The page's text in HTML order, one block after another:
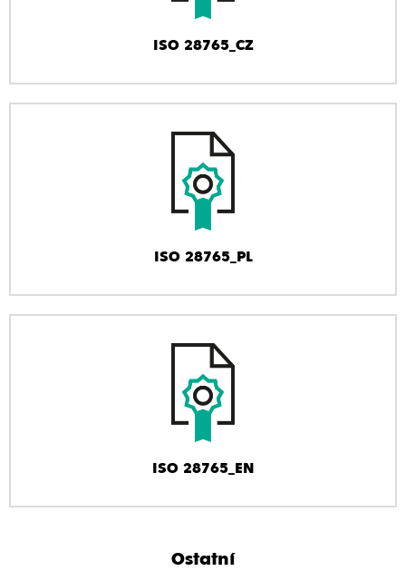
ISO 28765_CZ
ISO 28765_PL
ISO 28765_EN
Ostatní